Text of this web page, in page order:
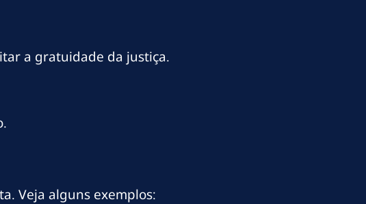
a gratuidade da justiça.
Veja alguns exemplos: